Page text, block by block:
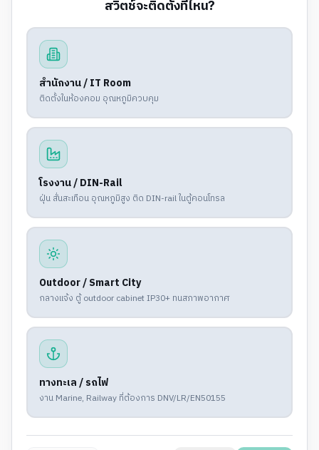
สวิตช์จะติดตั้งที่ไหน?
สำนักงาน / IT Room
ติดตั้งในห้องคอม อุณหภูมิควบคุม
โรงงาน / DIN-Rail
ฝุ่น สั่นสะเทือน อุณหภูมิสูง ติด DIN-rail ในตู้คอนโทรล
Outdoor / Smart City
กลางแจ้ง ตู้ outdoor cabinet IP30+ ทนสภาพอากาศ
ทางทะเล / รถไฟ
งาน Marine, Railway ที่ต้องการ DNV/LR/EN50155